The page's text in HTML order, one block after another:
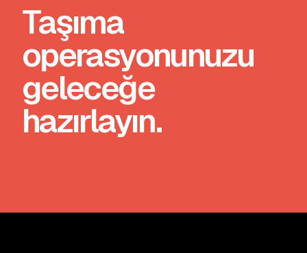
Taşıma
operasyonunuzu
geleceğe
hazırlayın.